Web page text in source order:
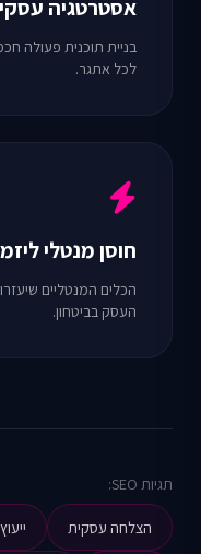
אסטרטגיה
בניית תוכנית פעולה
לכל אתגר.
חוסן מנטלי
הכלים המנטליים
העסק בביטחון.
תגיות SEO:
הצלחה עסקית